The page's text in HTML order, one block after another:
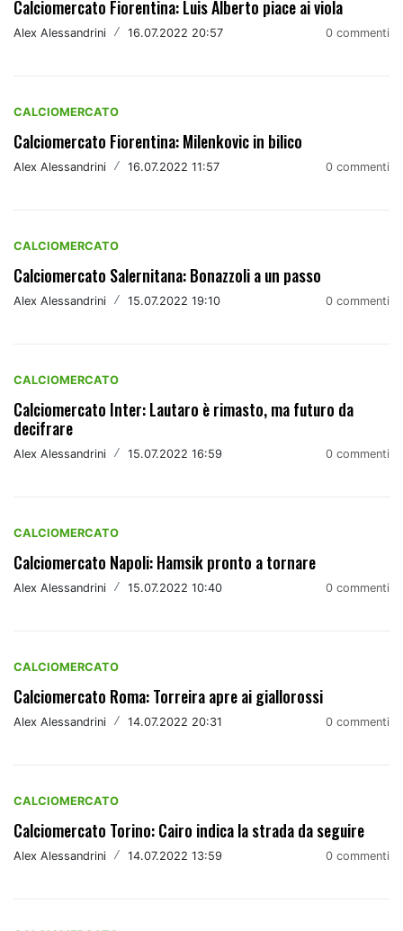
Calciomercato Fiorentina: Luis Alberto piace ai viola
Alex Alessandrini / 16.07.2022 20:57 0 commenti
CALCIOMERCATO
Calciomercato Fiorentina: Milenkovic in bilico
Alex Alessandrini / 16.07.2022 11:57 0 commenti
CALCIOMERCATO
Calciomercato Salernitana: Bonazzoli a un passo
Alex Alessandrini / 15.07.2022 19:10 0 commenti
CALCIOMERCATO
Calciomercato Inter: Lautaro è rimasto, ma futuro da
decifrare
Alex Alessandrini / 15.07.2022 16:59 0 commenti
CALCIOMERCATO
Calciomercato Napoli: Hamsik pronto a tornare
Alex Alessandrini / 15.07.2022 10:40 0 commenti
CALCIOMERCATO
Calciomercato Roma: Torreira apre ai giallorossi
Alex Alessandrini / 14.07.2022 20:31 0 commenti
CALCIOMERCATO
Calciomercato Torino: Cairo indica la strada da seguire
Alex Alessandrini / 14.07.2022 13:59 0 commenti